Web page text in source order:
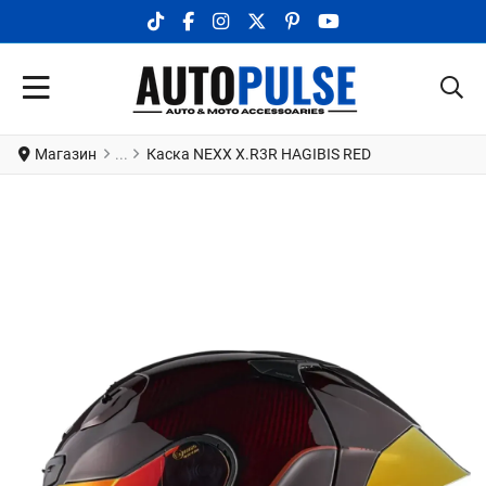
TIKTOK SOCIAL LINK
FACEBOOK SOCIAL LINK
INSTAGRAM SOCIAL LINK
X.COM SOCIAL LINK
PINTEREST SOCIAL LINK
YOUTUBE SOCIAL
Магазин Каска NEXX X.R3R HAGIBIS RED